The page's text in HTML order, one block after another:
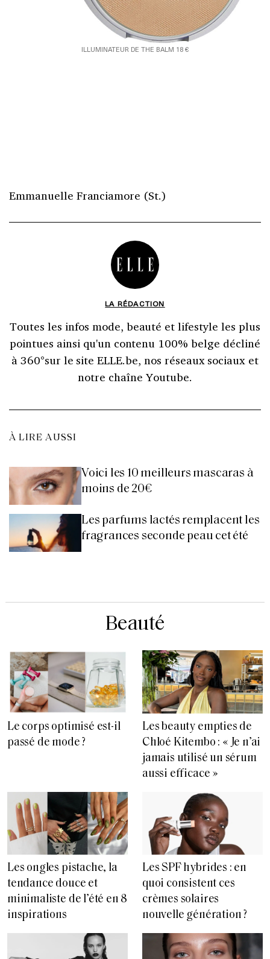
ILLUMINATEUR DE THE BALM 18 €
Emmanuelle Franciamore (St.)
LA RÉDACTION
Toutes les infos mode, beauté et lifestyle les plus
pointues ainsi qu'un contenu 100% belge décliné
à 360°sur le site ELLE.be, nos réseaux sociaux et
notre chaîne Youtube.
À LIRE AUSSI
Voici les 10 meilleurs mascaras à
moins de 20€
Les parfums lactés remplacent les
fragrances seconde peau cet été
Beauté
Le corps optimisé est-il
passé de mode ?
Les beauty empties de
Chloé Kitembo : « Je n’ai
jamais utilisé un sérum
aussi efficace »
Les ongles pistache, la
tendance douce et
minimaliste de l’été en 8
inspirations
Les SPF hybrides : en
quoi consistent ces
crèmes solaires
nouvelle génération ?